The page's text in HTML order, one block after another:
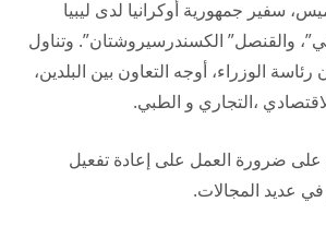
سفير جمهورية أوكرانيا لدى ليبيا
والقنصل” الكسندرسيروشتان”. وتناول
رئاسة الوزراء، أوجه التعاون بين البلدين،
،التجاري و الطبي.
على ضرورة العمل على إعادة تفعيل
في عديد المجالات.